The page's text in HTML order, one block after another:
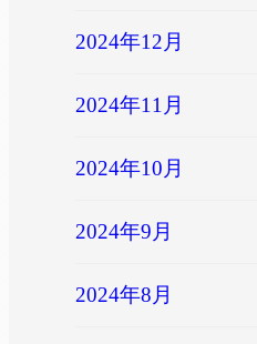
2024年12月
2024年11月
2024年10月
2024年9月
2024年8月